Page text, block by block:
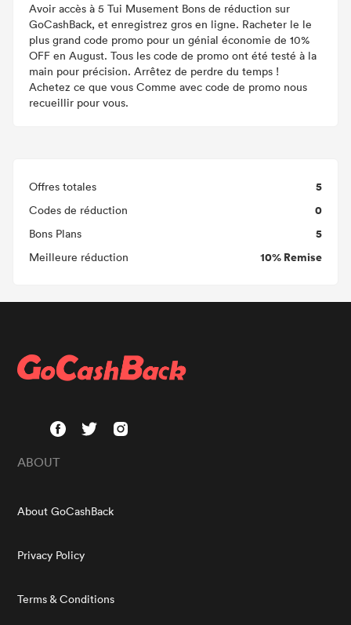
Avoir accès à 5 Tui Musement Bons de réduction sur
GoCashBack, et enregistrez gros en ligne. Racheter le le
plus grand code promo pour un génial économie de 10%
OFF en August. Tous les code de promo ont été testé à la
main pour précision. Arrêtez de perdre du temps !
Achetez ce que vous Comme avec code de promo nous
recueillir pour vous.
Offres totales 5
Codes de réduction 0
Bons Plans 5
Meilleure réduction 10% Remise
ABOUT
About GoCashBack
Privacy Policy
Terms & Conditions